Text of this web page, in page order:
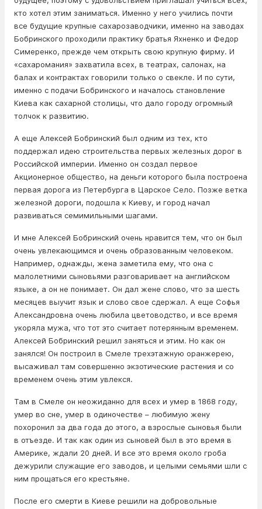
кто хотел этим заниматься. Именно у него учились почти
все будущие крупные сахарозаводчики, именно на заводах
Бобринского проходили практику братья Яхненко и Федор
Симеренко, прежде чем открыть свою крупную фирму. И
«сахаромания» захватила всех, в театрах, салонах, на
балах и контрактах говорили только о свекле. И по сути,
именно с подачи Бобринского и началось становление
Киева как сахарной столицы, что дало городу огромный
толчок к развитию.
А еще Алексей Бобринский был одним из тех, кто
поддержал идею строительства первых железных дорог в
Российской империи. Именно он создал первое
Акционерное общество, на деньги которого была построена
первая дорога из Петербурга в Царское Село. Позже ветка
железной дороги, подошла к Киеву, и город начал
развиваться семимильными шагами.
И мне Алексей Бобринский очень нравится тем, что он был
очень увлекающимся и очень образованным человеком.
Например, однажды, жена заметила ему, что она с
малолетними сыновьями разговаривает на английском
языке, а он не понимает. Он дал жене слово, что за шесть
месяцев выучит язык и слово свое сдержал. А еще Софья
Александровна очень любила цветоводство, и все время
укоряла мужа, что тот это считает потерянным временем.
Алексей Бобринский решил заняться и этим. Но как он
занялся! Он построил в Смеле трехэтажную оранжерею,
высаживал там совершенно экзотические растения и со
временем очень этим увлекся.
Там в Смеле он неожиданно для всех и умер в 1868 году,
умер во сне, умер в одиночестве – любимую жену
похоронил за два года до этого, а взрослые сыновья были
в отъезде. И так как один из сыновей был в это время в
Америке, ждали 20 дней. И все это время около гроба
дежурили служащие его заводов, и целыми семьями шли с
ним прощаться его крестьяне.
После его смерти в Киеве решили на добровольные